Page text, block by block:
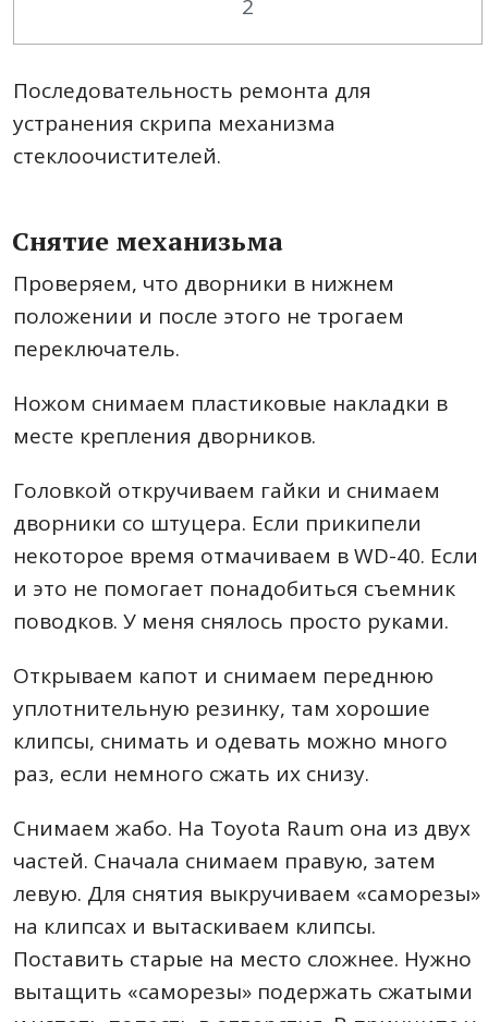
2
Последовательность ремонта для
устранения скрипа механизма
стеклоочистителей.
Снятие механизьма
Проверяем, что дворники в нижнем
положении и после этого не трогаем
переключатель.
Ножом снимаем пластиковые накладки в
месте крепления дворников.
Головкой откручиваем гайки и снимаем
дворники со штуцера. Если прикипели
некоторое время отмачиваем в WD-40. Если
и это не помогает понадобиться съемник
поводков. У меня снялось просто руками.
Открываем капот и снимаем переднюю
уплотнительную резинку, там хорошие
клипсы, снимать и одевать можно много
раз, если немного сжать их снизу.
Снимаем жабо. На Toyota Raum она из двух
частей. Сначала снимаем правую, затем
левую. Для снятия выкручиваем «саморезы»
на клипсах и вытаскиваем клипсы.
Поставить старые на место сложнее. Нужно
вытащить «саморезы» подержать сжатыми